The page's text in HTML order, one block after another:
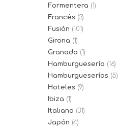
Formentera (1)
Francés (3)
Fusión (101)
Girona (1)
Granada (1)
Hamburguesería (16)
Hamburgueserías (5)
Hoteles (9)
Ibiza (1)
Italiano (31)
Japón (4)